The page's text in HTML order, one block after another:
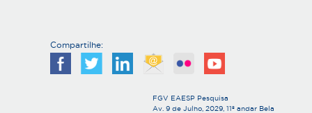
Compartilhe:
FGV EAESP Pesquisa
Av. 9 de Julho, 2029, 11º andar Bela